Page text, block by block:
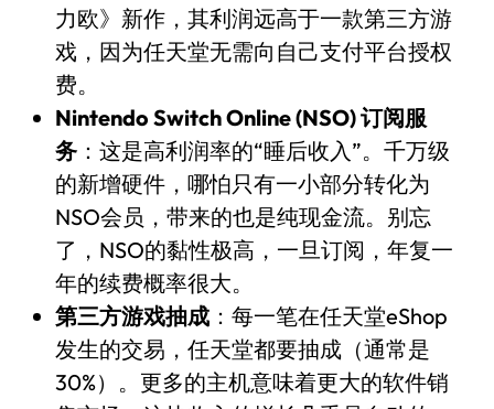
力欧》新作，其利润远高于一款第三方游
戏，因为任天堂无需向自己支付平台授权
费。
Nintendo Switch Online (NSO) 订阅服
务：这是高利润率的“睡后收入”。千万级
的新增硬件，哪怕只有一小部分转化为
NSO会员，带来的也是纯现金流。别忘
了，NSO的黏性极高，一旦订阅，年复一
年的续费概率很大。
第三方游戏抽成：每一笔在任天堂eShop
发生的交易，任天堂都要抽成（通常是
30%）。更多的主机意味着更大的软件销